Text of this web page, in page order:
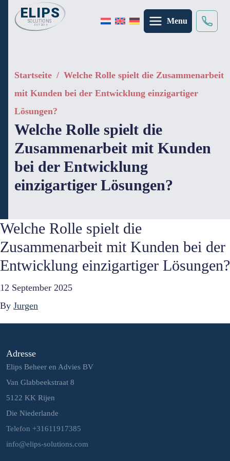
Menu
Startseite / Welche Rolle spielt die Zusammenarbeit
mit Kunden bei der Entwicklung einzigartiger
Lösungen?
Welche Rolle spielt die
Zusammenarbeit mit Kunden
bei der Entwicklung
einzigartiger Lösungen?
Welche Rolle spielt die
Zusammenarbeit mit Kunden bei der
Entwicklung einzigartiger Lösungen?
12 September 2025
By Jurgen
Adresse
Elips Beheer en Advies BV
Van Glabbeekstraat 8
5122 KK Rijen
Die Niederlande
Telefon +31611917385
info@elips-solutions.com